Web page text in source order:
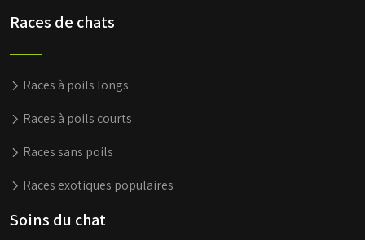
Races de chats
Races à poils longs
Races à poils courts
Races sans poils
Races exotiques populaires
Soins du chat